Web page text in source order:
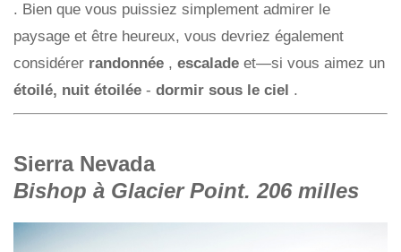
. Bien que vous puissiez simplement admirer le
paysage et être heureux, vous devriez également
considérer randonnée , escalade et—si vous aimez un
étoilé, nuit étoilée - dormir sous le ciel .
Sierra Nevada
Bishop à Glacier Point. 206 milles